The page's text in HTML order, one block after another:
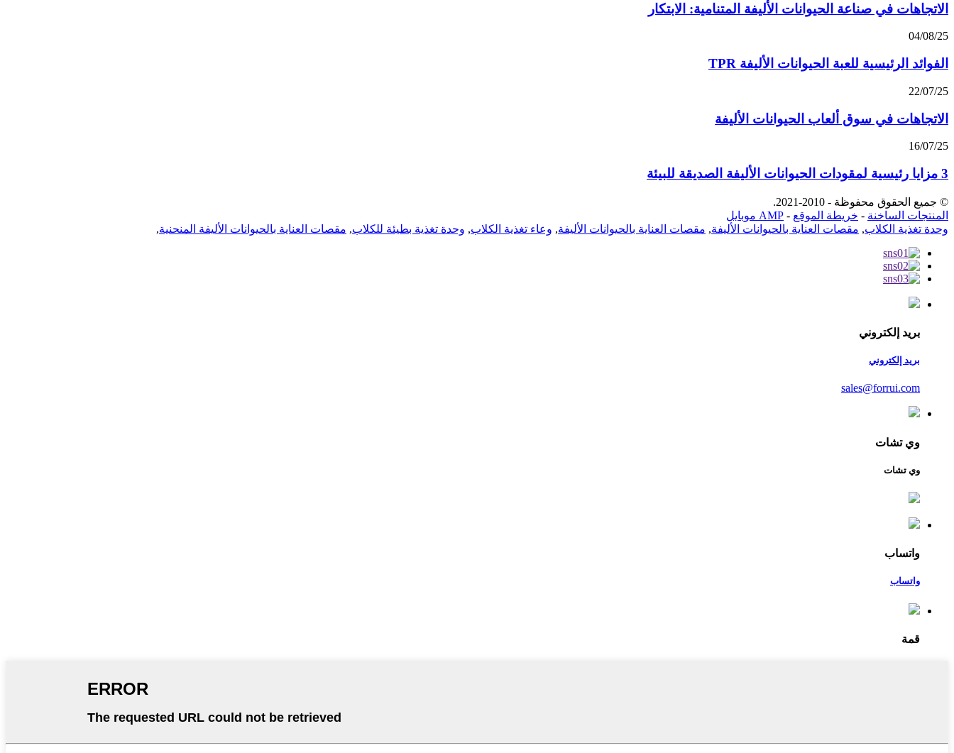
الاتجاهات في صناعة الحيوانات الأليفة المتنامية: الابتكار
04/08/25
الفوائد الرئيسية للعبة الحيوانات الأليفة TPR
22/07/25
الاتجاهات في سوق ألعاب الحيوانات الأليفة
16/07/25
3 مزايا رئيسية لمقودات الحيوانات الأليفة الصديقة للبيئة
© جميع الحقوق محفوظة - 2010-2021.
المنتجات الساخنة - خريطة الموقع - AMP موبايل
وحدة تغذية الكلاب, مقصات العناية بالحيوانات الأليفة, مقصات العناية بالحيوانات الأليفة, وعاء تغذية الكلاب, وحدة تغذية بطيئة للكلاب, مقصات العناية بالحيوانات الأليفة المنحنية,
بريد إلكتروني
بريد إلكتروني
sales@forrui.com
وي تشات
وي تشات
واتساب
واتساب
قمة